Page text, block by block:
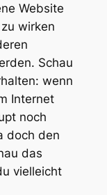
Website
wirken
Schau
wenn
Internet
noch
doch den
das
vielleicht